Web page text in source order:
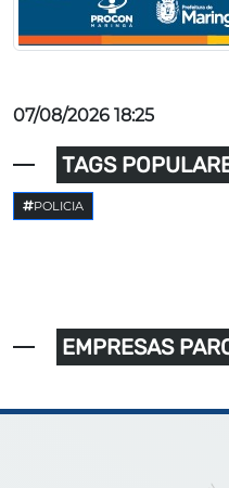
07/08/2026 18:25
TAGS
POLICIA
EMPRESAS